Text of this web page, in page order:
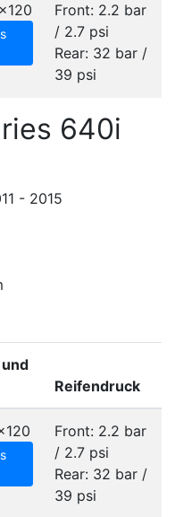
Front: 2.2 bar
/ 2.7 psi
Rear: 32 bar /
39 psi
640i
- 2015
Reifendruck
Front: 2.2 bar
/ 2.7 psi
Rear: 32 bar /
39 psi